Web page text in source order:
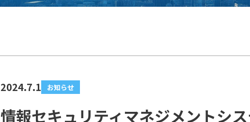
2024.7.1 お知らせ
情報セキュリティマネジメントシ